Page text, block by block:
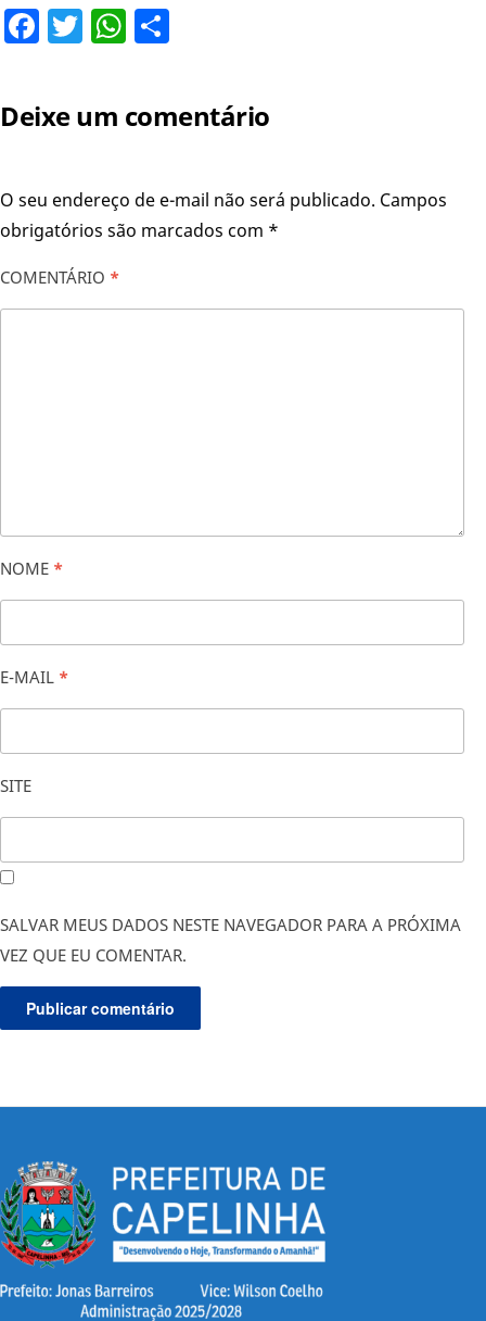
Facebook
TwitterWhatsApp
Deixe um comentário
O seu endereço de e-mail não será publicado. Campos
obrigatórios são marcados com *
COMENTÁRIO *
NOME *
E-MAIL *
SITE
SALVAR MEUS DADOS NESTE NAVEGADOR PARA A PRÓXIMA
VEZ QUE EU COMENTAR.